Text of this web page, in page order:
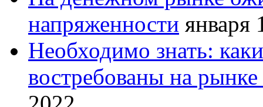
напряженности января
Необходимо знать:
востребованы на